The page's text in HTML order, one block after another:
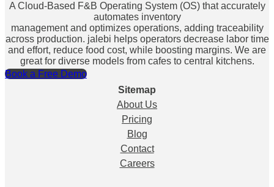
A Cloud-Based F&B Operating System (OS) that accurately
automates inventory
management and optimizes operations, adding traceability
across production. jalebi helps operators decrease labor time
and effort, reduce food cost, while boosting margins. We are
great for diverse models from cafes to central kitchens.
Book a Free Demo
Sitemap
About Us
Pricing
Blog
Contact
Careers